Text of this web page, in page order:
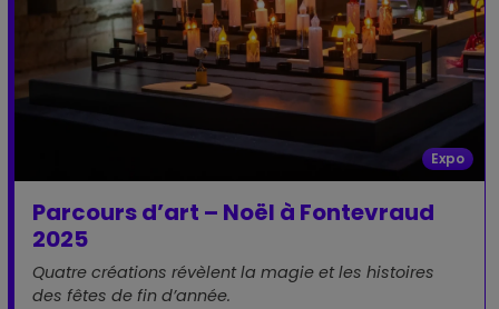
Expo
Parcours d’art – Noël à Fontevraud
2025
Quatre créations révèlent la magie et les histoires
des fêtes de fin d’année.